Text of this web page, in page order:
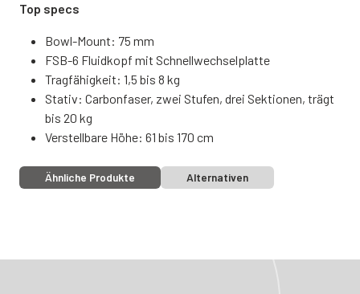
Top specs
Bowl-Mount: 75 mm
FSB-6 Fluidkopf mit Schnellwechselplatte
Tragfähigkeit: 1,5 bis 8 kg
Stativ: Carbonfaser, zwei Stufen, drei Sektionen, trägt
bis 20 kg
Verstellbare Höhe: 61 bis 170 cm
Ähnliche Produkte Alternativen